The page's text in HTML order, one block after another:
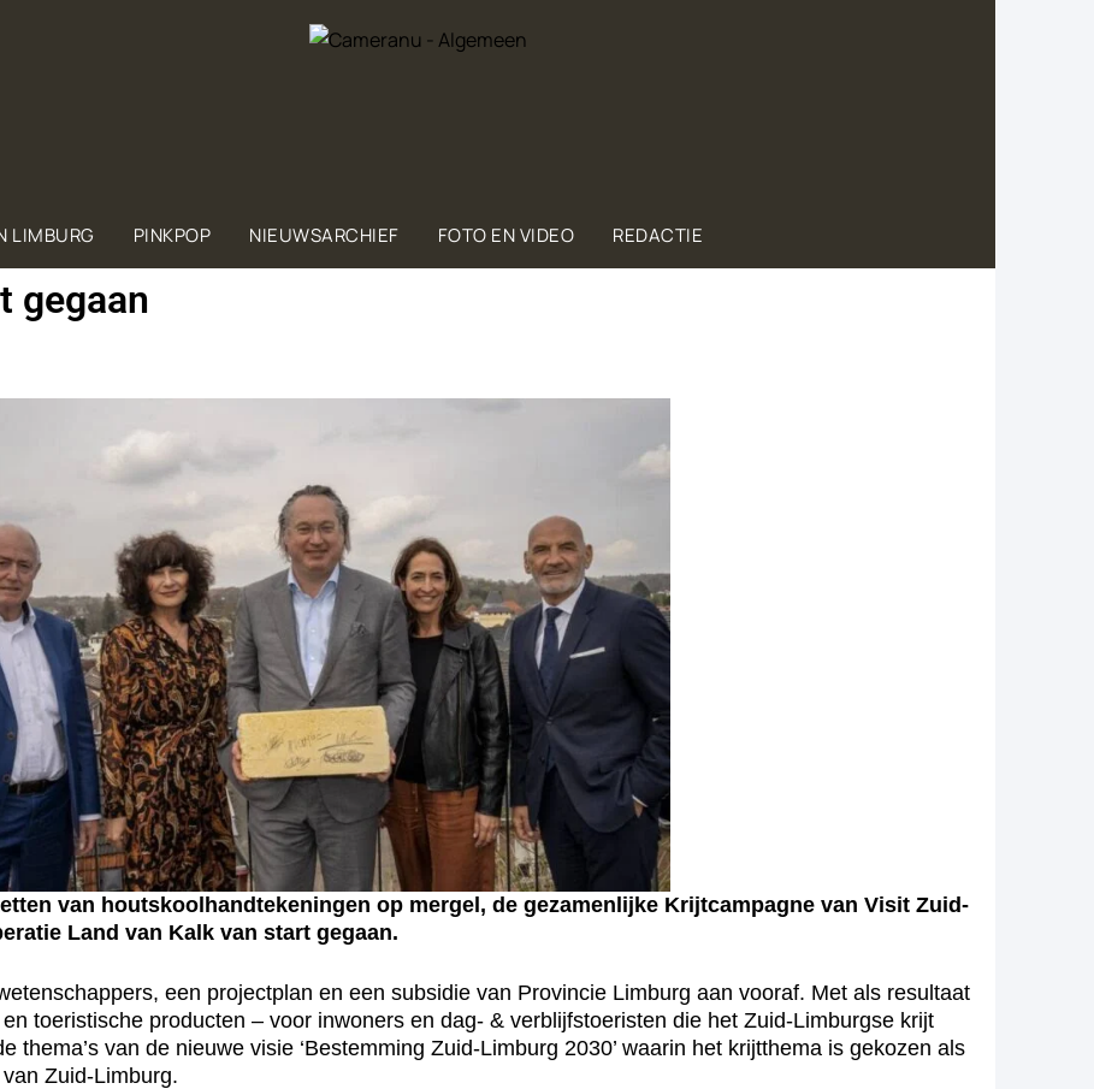
LIMBURG PINKPOP NIEUWSARCHIEF FOTO EN VIDEO REDACTIE
gegaan
van houtskoolhandtekeningen op mergel, de gezamenlijke Krijtcampagne van Visit Zuid-
Land van Kalk van start gegaan.
een projectplan en een subsidie van Provincie Limburg aan vooraf. Met als resultaat
toeristische producten – voor inwoners en dag- & verblijfstoeristen die het Zuid-Limburgse krijt
thema’s van de nieuwe visie ‘Bestemming Zuid-Limburg 2030’ waarin het krijtthema is gekozen als
Zuid-Limburg.